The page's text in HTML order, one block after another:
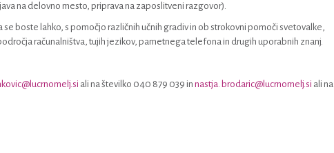
na delovno mesto, priprava na zaposlitveni razgovor).
se boste lahko, s pomočjo različnih učnih gradiv in ob strokovni pomoči svetovalke,
računalništva, tujih jezikov, pametnega telefona in drugih uporabnih znanj.
ali na številko 040 879 039 in nastja. brodaric@lucrnomelj.si ali na